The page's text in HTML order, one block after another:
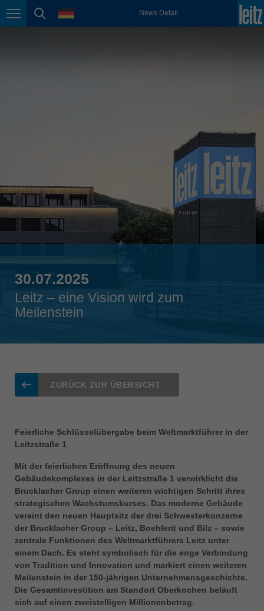
Seitennavigation
Seitensuche
Sprache News Detail
México
România
Română
Schweiz
Singapore
Suomi
Taiwan
türkçe
english
Việt Nam
中国
中文
ประเทศไทย
ไทย
Україна
yкраїнська
30.07.2025
Leitz – eine Vision wird zum
Meilenstein
ZURÜCK ZUR ÜBERSICHT
Feierliche Schlüsselübergabe beim Weltmarktführer in der
Leitzstraße 1
Mit der feierlichen Eröffnung des neuen
Gebäudekomplexes in der Leitzstraße 1 verwirklicht die
Brucklacher Group einen weiteren wichtigen Schritt ihres
strategischen Wachstumskurses. Das moderne Gebäude
vereint den neuen Hauptsitz der drei Schwesterkonzerne
der Brucklacher Group – Leitz, Boehlerit und Bilz – sowie
zentrale Funktionen des Weltmarktführers Leitz unter
einem Dach. Es steht symbolisch für die enge Verbindung
von Tradition und Innovation und markiert einen weiteren
Meilenstein in der 150-jährigen Unternehmensgeschichte.
Die Gesamtinvestition am Standort Oberkochen beläuft
sich auf einen zweistelligen Millionenbetrag.